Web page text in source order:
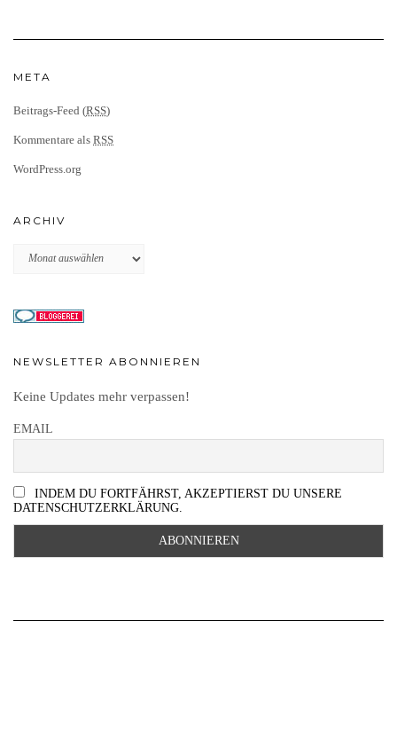
META
Beitrags-Feed (RSS)
Kommentare als RSS
WordPress.org
ARCHIV
Archiv
NEWSLETTER ABONNIEREN
Keine Updates mehr verpassen!
EMAIL
INDEM DU FORTFÄHRST, AKZEPTIERST DU UNSERE
DATENSCHUTZERKLÄRUNG.